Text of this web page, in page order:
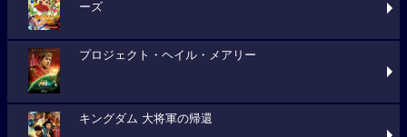
ーズ
プロジェクト・ヘイル・メアリー
キングダム 大将軍の帰還